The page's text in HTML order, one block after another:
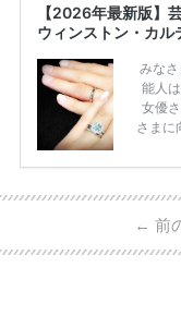
【2026年最新版】
ウィンストン・カ
みな
能人
女優
さまに
ーウィ
日本
・愛用
← 前